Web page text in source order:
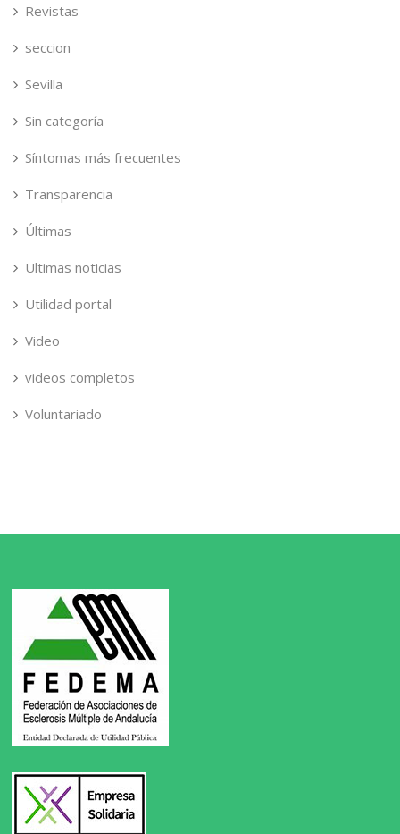
Revistas
seccion
Sevilla
Sin categoría
Síntomas más frecuentes
Transparencia
Últimas
Ultimas noticias
Utilidad portal
Video
videos completos
Voluntariado